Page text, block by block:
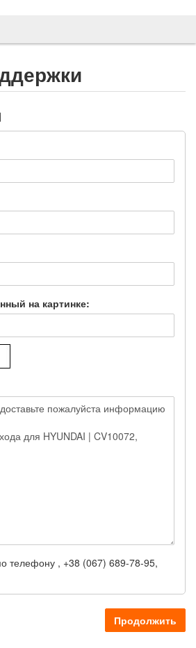
на картинке:
телефону , +38 (067) 689-78-95,
Продолжить